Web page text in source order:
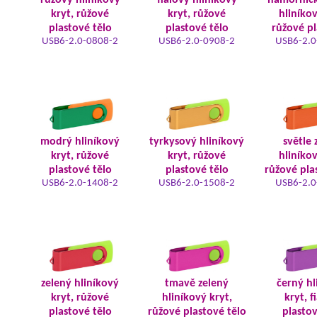
kryt, růžové
plastové tělo
USB6-2.0-0808-2
kryt, růžové
plastové tělo
USB6-2.0-0908-2
růžové
USB6-
modrý hliníkový
kryt, růžové
plastové tělo
USB6-2.0-1408-2
tyrkysový hliníkový
kryt, růžové
plastové tělo
USB6-2.0-1508-2
světle
růžové
USB6-
zelený hliníkový
kryt, růžové
plastové tělo
tmavě zelený
hliníkový kryt,
růžové plastové tělo
černý
kryt,